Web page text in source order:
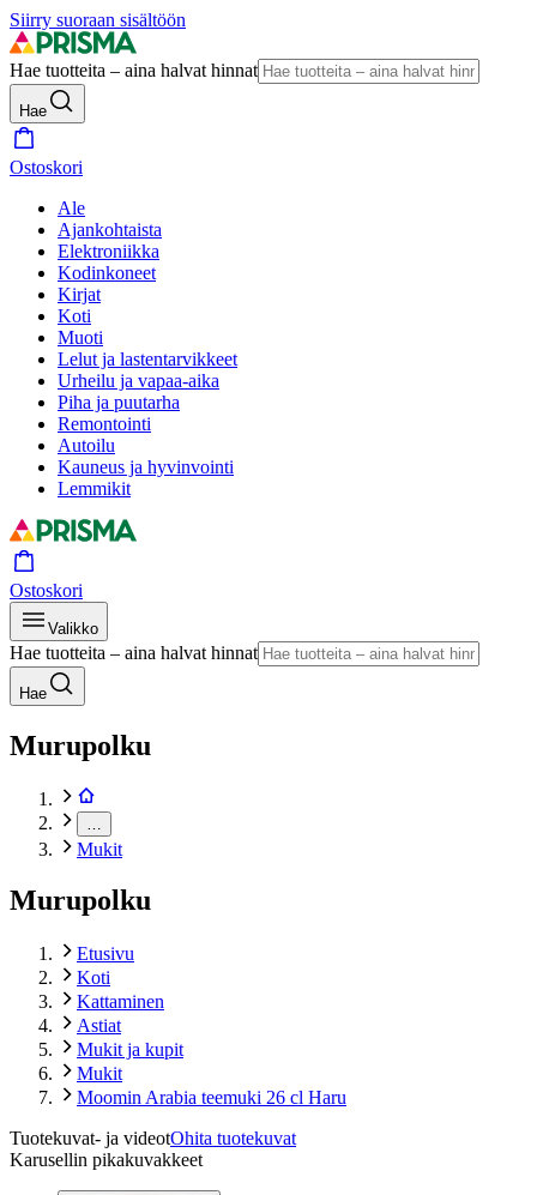
Siirry suoraan sisältöön
Hae tuotteita – aina halvat hinnat
Hae
Ostoskori
Ale
Ajankohtaista
Elektroniikka
Kodinkoneet
Kirjat
Koti
Muoti
Lelut ja lastentarvikkeet
Urheilu ja vapaa-aika
Piha ja puutarha
Remontointi
Autoilu
Kauneus ja hyvinvointi
Lemmikit
Ostoskori
Valikko
Hae tuotteita – aina halvat hinnat
Hae
Murupolku
Mukit
Murupolku
Etusivu
Koti
Kattaminen
Astiat
Mukit ja kupit
Mukit
Moomin Arabia teemuki 26 cl Haru
Tuotekuvat- ja videotOhita tuotekuvat
Karusellin pikakuvakkeet